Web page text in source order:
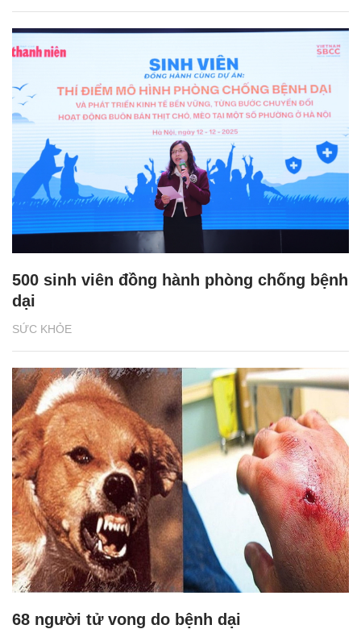
SỨC KHỎE
500 sinh viên đồng hành phòng chống bệnh
dại
68 người tử vong do bệnh dại